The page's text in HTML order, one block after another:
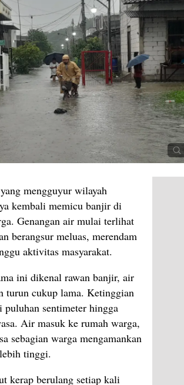
mengguyur wilayah
kembali memicu banjir di
Genangan air mulai terlihat
berangsur meluas, merendam
aktivitas masyarakat.
ini dikenal rawan banjir, air
turun cukup lama. Ketinggian
puluhan sentimeter hingga
Air masuk ke rumah warga,
sebagian warga mengamankan
tinggi.
kerap berulang setiap kali